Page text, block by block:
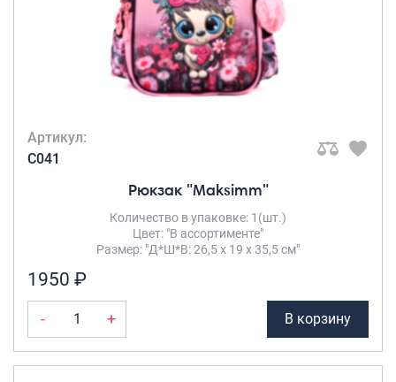
Артикул:
C041
Рюкзак "Maksimm"
Количество в упаковке: 1(шт.)
Цвет: "В ассортименте"
Размер: "Д*Ш*В: 26,5 х 19 х 35,5 см"
1950 ₽
- + В корзину